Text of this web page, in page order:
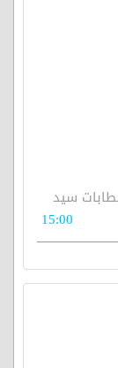
خطابات سيد
15:00